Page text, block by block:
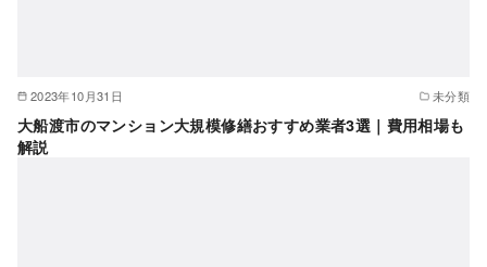
2023年10月31日 未分類
大船渡市のマンション大規模修繕おすすめ業者3選｜費用相場も
解説